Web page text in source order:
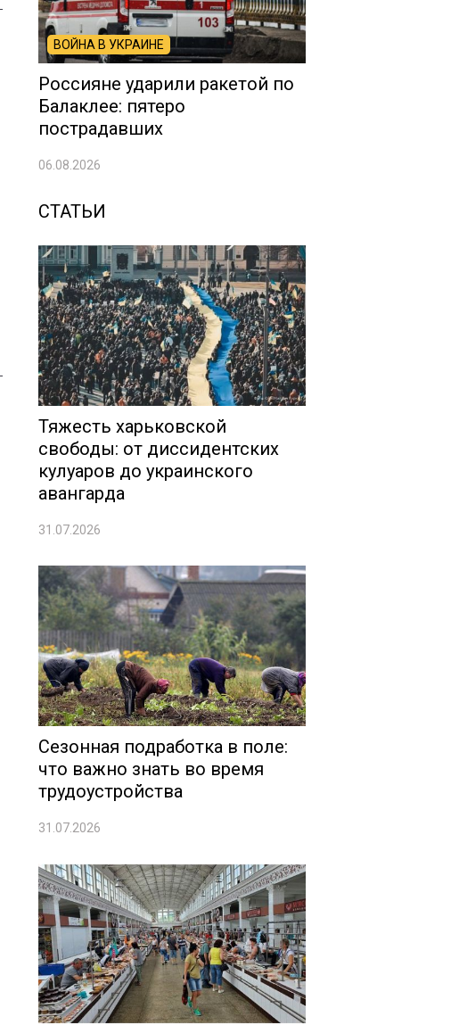
ВОЙНА В УКРАИНЕ
Россияне ударили ракетой по
Балаклее: пятеро
пострадавших
06.08.2026
СТАТЬИ
Тяжесть харьковской
свободы: от диссидентских
кулуаров до украинского
авангарда
31.07.2026
Сезонная подработка в поле:
что важно знать во время
трудоустройства
31.07.2026